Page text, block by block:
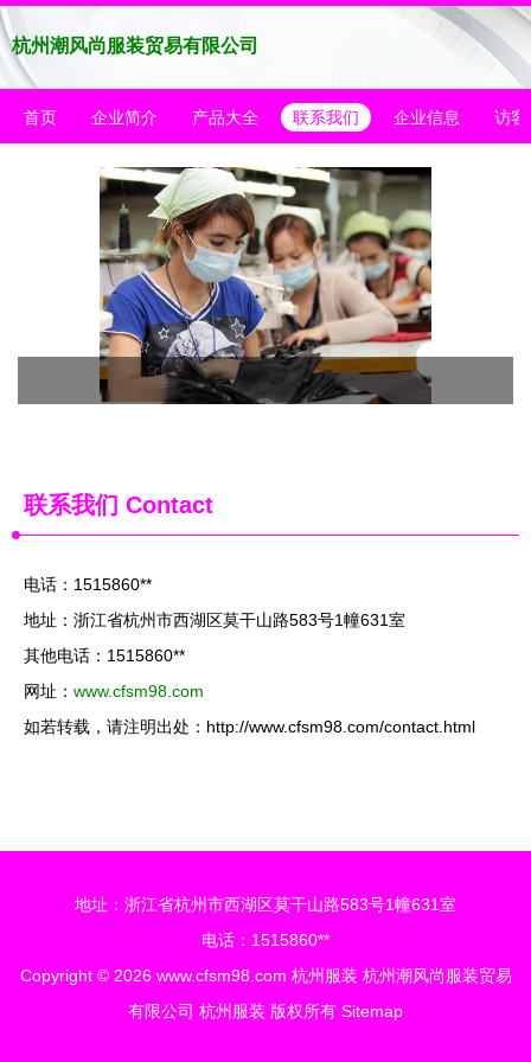
杭州潮风尚服装贸易有限公司
首页 企业简介 产品大全 联系我们 企业信息 访客
联系我们 Contact
电话：1515860**
地址：浙江省杭州市西湖区莫干山路583号1幢631室
其他电话：1515860**
网址： www.cfsm98.com
如若转载，请注明出处：http://www.cfsm98.com/contact.html
地址：浙江省杭州市西湖区莫干山路583号1幢631室
电话：1515860**
Copyright © 2026 www.cfsm98.com 杭州服装 杭州潮风尚服装贸易
有限公司 杭州服装 版权所有 Sitemap